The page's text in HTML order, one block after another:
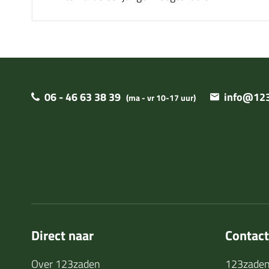
06 - 46 63 38 39 (ma - vr 10-17 uur)
Direct naar
Over 123zaden